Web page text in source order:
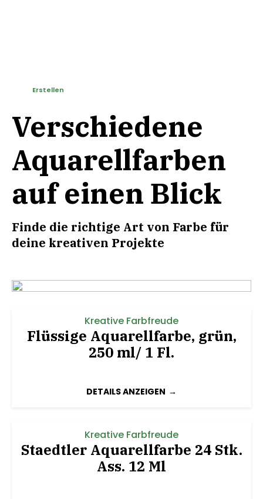
Verschiedene
Aquarellfarben
auf einen Blick
Finde die richtige Art von Farbe für
deine kreativen Projekte
Erstellen
Kreative Farbfreude
Flüssige Aquarellfarbe, grün,
250 ml/ 1 Fl.
DETAILS ANZEIGEN
Kreative Farbfreude
Staedtler Aquarellfarbe 24 Stk.
Ass. 12 Ml